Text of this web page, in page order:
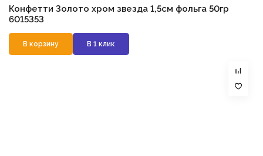
Конфетти Золото хром звезда 1,5см фольга 50гр
6015353
В корзину В 1 клик